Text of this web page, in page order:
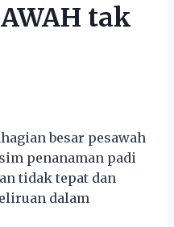
tak
besar pesawah
penanaman padi
tidak tepat dan
dalam